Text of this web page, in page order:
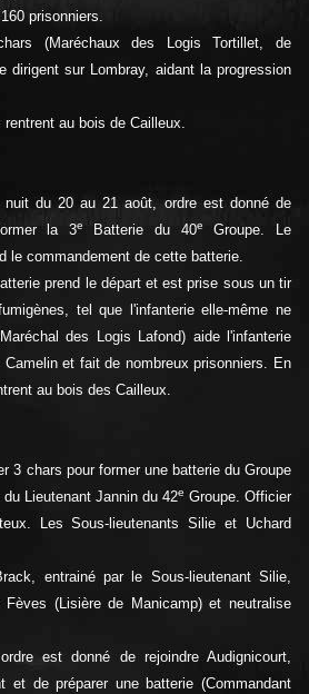
prisonniers.
(Maréchaux des Logis Tortillet, de
dirigent sur Lombray, aidant la progression
au bois de Cailleux.
du 20 au 21 août, ordre est donné de
la 3e Batterie du 40e
Groupe. Le
le commandement de cette batterie.
prend le départ et est prise sous un tir
tel que l'infanterie elle-même ne
des Logis Lafond) aide l'infanterie
et fait de nombreux prisonniers. En
au bois des Cailleux.
3 chars pour former une batterie du Groupe
Lieutenant Jannin du 42e Groupe. Officier
Les Sous-lieutenants Silie et Uchard
entrainé par le Sous-lieutenant Silie,
(Lisière de Manicamp) et neutralise
est donné de rejoindre Audignicourt,
et de préparer une batterie (Commandant